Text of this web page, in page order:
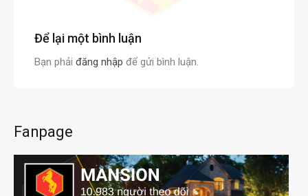
Để lại một bình luận
Bạn phải đăng nhập để gửi bình luận.
Fanpage